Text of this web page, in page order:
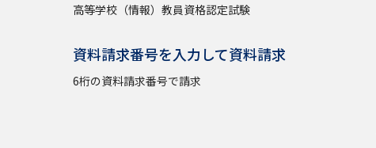
高等学校（情報）教員資格認定試験
資料請求番号を入力して資料請求
6桁の資料請求番号で請求